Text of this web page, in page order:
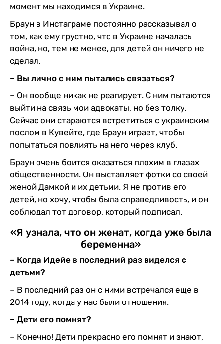
момент мы находимся в Украине.
Браун в Инстаграме постоянно рассказывал о
том, как ему грустно, что в Украине началась
война, но, тем не менее, для детей он ничего не
сделал.
– Вы лично с ним пытались связаться?
– Он вообще никак не реагирует. С ним пытаются
выйти на связь мои адвокаты, но без толку.
Сейчас они стараются встретиться с украинским
послом в Кувейте, где Браун играет, чтобы
попытаться повлиять на него через клуб.
Браун очень боится оказаться плохим в глазах
общественности. Он выставляет фотки со своей
женой Дамкой и их детьми. Я не против его
детей, но хочу, чтобы была справедливость, и он
соблюдал тот договор, который подписал.
«Я узнала, что он женат, когда уже была
беременна»
– Когда Идейе в последний раз виделся с
детьми?
– В последний раз он с ними встречался еще в
2014 году, когда у нас были отношения.
– Дети его помнят?
– Конечно! Дети прекрасно его помнят и знают,